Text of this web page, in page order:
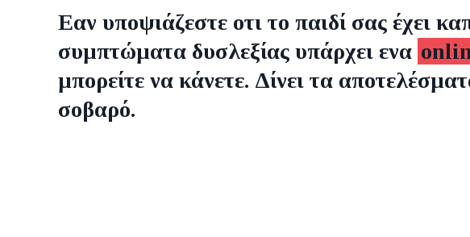
Εαν υποψιάζεστε οτι το παιδί σας έχει
συμπτώματα δυσλεξίας υπάρχει ενα
μπορείτε να κάνετε. Δίνει τα
σοβαρό.